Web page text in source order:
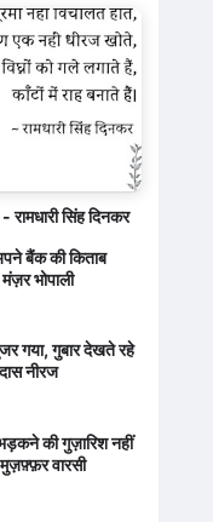
सिंह दिनकर
बैंक की किताब
भोपाली
गया, गुबार देखते रहे
नीरज
की गुज़ारिश नहीं
वारसी